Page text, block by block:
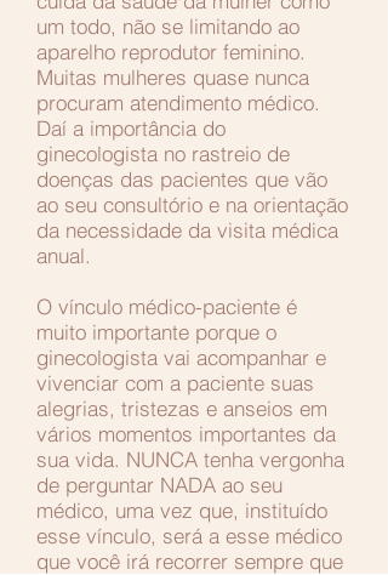
um todo, não se limitando ao
aparelho reprodutor feminino.
Muitas mulheres quase nunca
procuram atendimento médico.
Daí a importância do
ginecologista no rastreio de
doenças das pacientes que vão
ao seu consultório e na orientação
da necessidade da visita médica
anual.
O vínculo médico-paciente é
muito importante porque o
ginecologista vai acompanhar e
vivenciar com a paciente suas
alegrias, tristezas e anseios em
vários momentos importantes da
sua vida. NUNCA tenha vergonha
de perguntar NADA ao seu
médico, uma vez que, instituído
esse vínculo, será a esse médico
que você irá recorrer sempre que